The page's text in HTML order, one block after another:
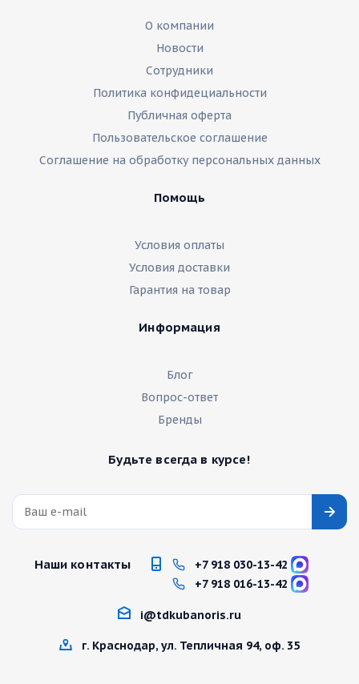
О компании
Новости
Сотрудники
Политика конфидециальности
Публичная оферта
Пользовательское соглашение
Соглашение на обработку персональных данных
Помощь
Условия оплаты
Условия доставки
Гарантия на товар
Информация
Блог
Вопрос-ответ
Бренды
Будьте всегда в курсе!
Наши контакты
+7 918 030-13-42
+7 918 016-13-42
i@tdkubanoris.ru
г. Краснодар, ул. Тепличная 94, оф. 35